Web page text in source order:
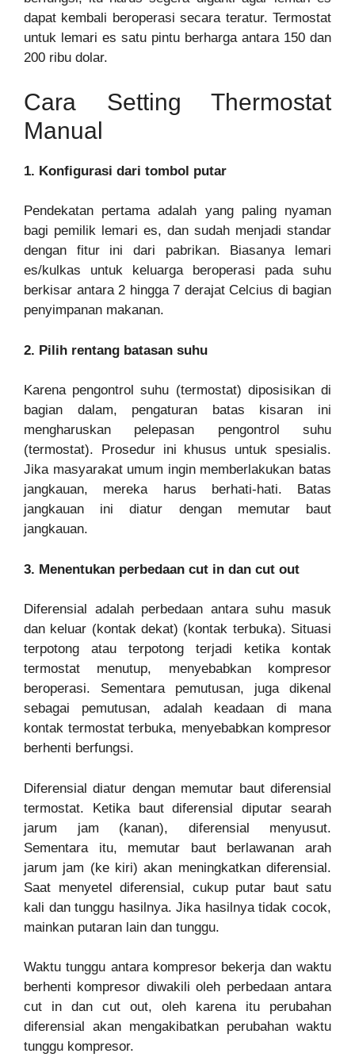
dapat kembali beroperasi secara teratur. Termostat
untuk lemari es satu pintu berharga antara 150 dan
200 ribu dolar.
Cara Setting Thermostat
Manual
1. Konfigurasi dari tombol putar
Pendekatan pertama adalah yang paling nyaman
bagi pemilik lemari es, dan sudah menjadi standar
dengan fitur ini dari pabrikan. Biasanya lemari
es/kulkas untuk keluarga beroperasi pada suhu
berkisar antara 2 hingga 7 derajat Celcius di bagian
penyimpanan makanan.
2. Pilih rentang batasan suhu
Karena pengontrol suhu (termostat) diposisikan di
bagian dalam, pengaturan batas kisaran ini
mengharuskan pelepasan pengontrol suhu
(termostat). Prosedur ini khusus untuk spesialis.
Jika masyarakat umum ingin memberlakukan batas
jangkauan, mereka harus berhati-hati. Batas
jangkauan ini diatur dengan memutar baut
jangkauan.
3. Menentukan perbedaan cut in dan cut out
Diferensial adalah perbedaan antara suhu masuk
dan keluar (kontak dekat) (kontak terbuka). Situasi
terpotong atau terpotong terjadi ketika kontak
termostat menutup, menyebabkan kompresor
beroperasi. Sementara pemutusan, juga dikenal
sebagai pemutusan, adalah keadaan di mana
kontak termostat terbuka, menyebabkan kompresor
berhenti berfungsi.
Diferensial diatur dengan memutar baut diferensial
termostat. Ketika baut diferensial diputar searah
jarum jam (kanan), diferensial menyusut.
Sementara itu, memutar baut berlawanan arah
jarum jam (ke kiri) akan meningkatkan diferensial.
Saat menyetel diferensial, cukup putar baut satu
kali dan tunggu hasilnya. Jika hasilnya tidak cocok,
mainkan putaran lain dan tunggu.
Waktu tunggu antara kompresor bekerja dan waktu
berhenti kompresor diwakili oleh perbedaan antara
cut in dan cut out, oleh karena itu perubahan
diferensial akan mengakibatkan perubahan waktu
tunggu kompresor.